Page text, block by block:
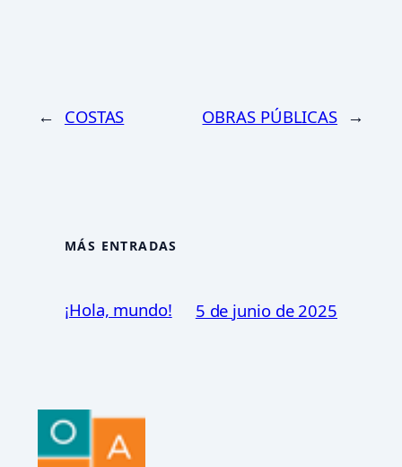
← COSTAS OBRAS PÚBLICAS →
MÁS ENTRADAS
¡Hola, mundo! 5 de junio de 2025